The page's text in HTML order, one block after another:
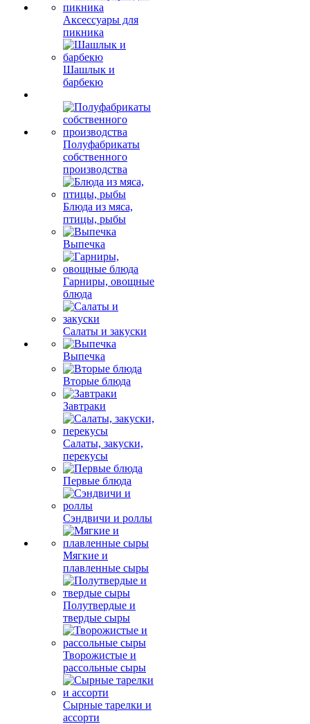
Аксессуары для
пикника
Шашлык и
барбекю
Полуфабрикаты
собственного
производства
Блюда из мяса,
птицы, рыбы
Выпечка
Гарниры, овощные
блюда
Салаты и закуски
Выпечка
Вторые блюда
Завтраки
Салаты, закуски,
перекусы
Первые блюда
Сэндвичи и роллы
Мягкие и
плавленные сыры
Полутвердые и
твердые сыры
Творожистые и
рассольные сыры
Сырные тарелки и
ассорти